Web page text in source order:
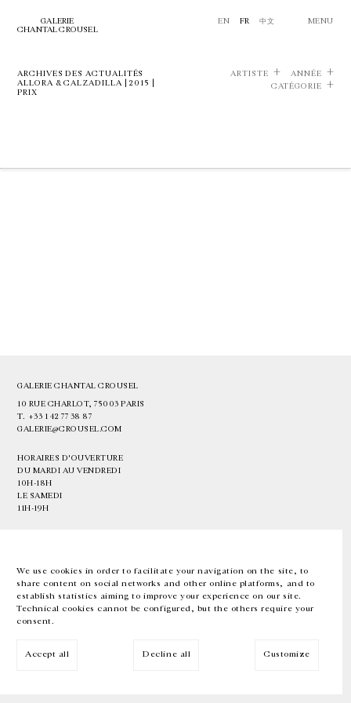
We use cookies in order to facilitate your navigation on the site, to
share content on social networks and other online platforms, and to
establish statistics aiming to improve your experience on our site.
Technical cookies cannot be configured, but the others require your
consent.
Accept all Decline all Customize
GALERIE
CHANTAL CROUSEL
EN FR 中文 MENU
ARCHIVES DES ACTUALITÉS
ALLORA & CALZADILLA | 2015 |
PRIX
ARTISTE
ANNÉE
CATÉGORIE
GALERIE CHANTAL CROUSEL
10 RUE CHARLOT, 75003 PARIS
T. +33 1 42 77 38 87
GALERIE@CROUSEL.COM
HORAIRES D'OUVERTURE
DU MARDI AU VENDREDI
10H-18H
LE SAMEDI
11H-19H
EN FR 中文 Facebook Instagram
Inscrivez-vous à notre newsletter